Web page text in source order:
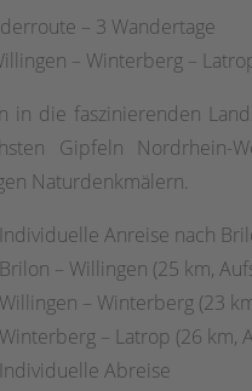
– 3 Wandertage
– Winterberg –
in die faszinierenden
Gipfeln Nordrhein-
Naturdenkmälern.
Anreise nach
– Willingen (25 km,
– Winterberg (23
– Latrop (26 km,
Abreise